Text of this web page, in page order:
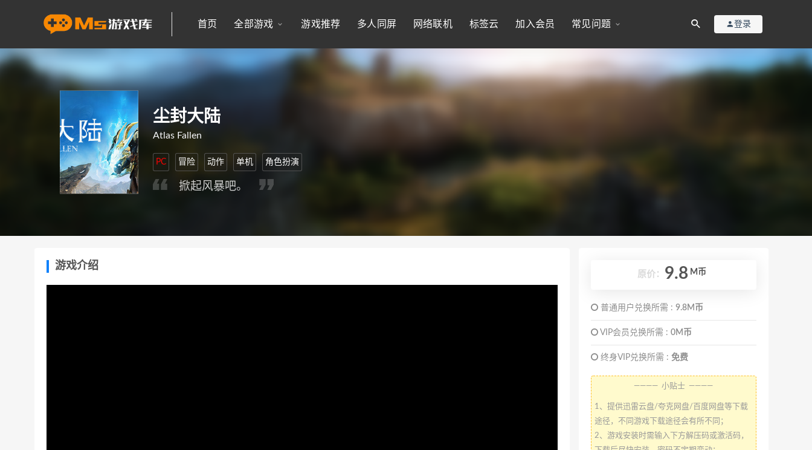
首页 全部游戏 游戏推荐 多人同屏 网络联机 标签云 加入会员 常见问题 登录
尘封大陆
Atlas Fallen
PC 冒险 动作 单机 角色扮演
掀起风暴吧。
游戏介绍
原价： 9.8 M币
普通用户兑换所需 : 9.8M币
VIP会员兑换所需 : 0M币
终身VIP兑换所需 : 免费
———— 小贴士 ————
1、提供迅雷云盘/夸克网盘/百度网盘等下载
途径，不同游戏下载途径会有所不同；
2、游戏安装时需输入下方解压码或激活码，